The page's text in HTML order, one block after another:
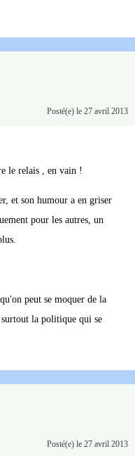
Posté(e) le 27 avril 2013
le relais , en vain !
et son humour a en griser
pour les autres, un
peut se moquer de la
la politique qui se
Posté(e) le 27 avril 2013